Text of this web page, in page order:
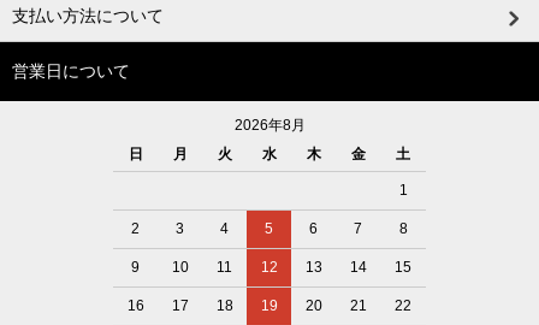
支払い方法について
営業日について
2026年8月
日
月 火 水 木 金 土
1
2 3 4 5 6 7 8
9 10 11 12 13 14 15
16 17 18 19 20 21 22